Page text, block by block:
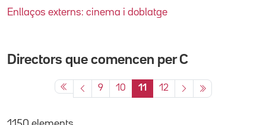
Enllaços externs: cinema i doblatge
Directors que comencen perC
9 10 11 12